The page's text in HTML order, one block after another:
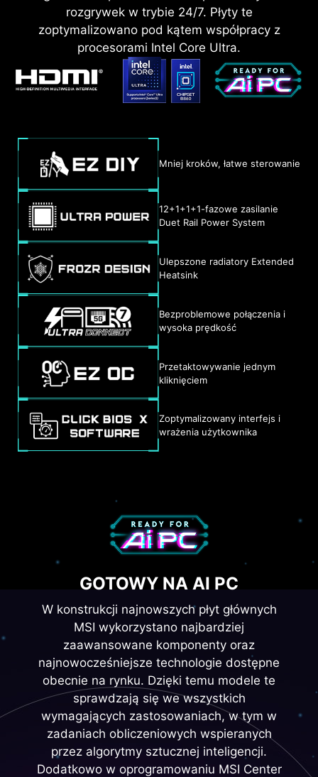
rozgrywek w trybie 24/7. Płyty te
zoptymalizowano pod kątem współpracy z
procesorami Intel Core Ultra.
Mniej kroków, łatwe sterowanie
12+1+1+1-fazowe zasilanie
Duet Rail Power System
Ulepszone radiatory Extended
Heatsink
Bezproblemowe połączenia i
wysoka prędkość
Przetaktowywanie jednym
kliknięciem
Zoptymalizowany interfejs i
wrażenia użytkownika
GOTOWY NA AI PC
W konstrukcji najnowszych płyt głównych
MSI wykorzystano najbardziej
zaawansowane komponenty oraz
najnowocześniejsze technologie dostępne
obecnie na rynku. Dzięki temu modele te
sprawdzają się we wszystkich
wymagających zastosowaniach, w tym w
zadaniach obliczeniowych wspieranych
przez algorytmy sztucznej inteligencji.
Dodatkowo w oprogramowaniu MSI Center